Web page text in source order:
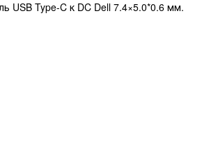
USB Type-C к DC Dell 7.4×5.0*0.6 мм.